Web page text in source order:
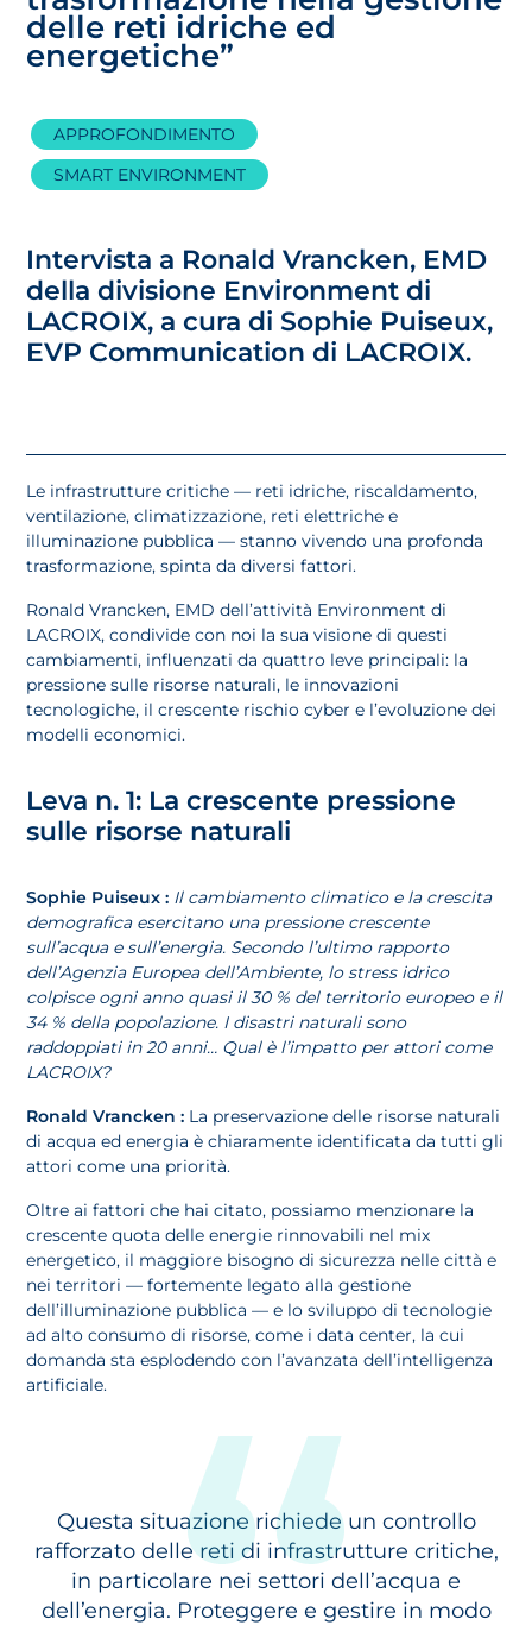
delle reti idriche ed
energetiche”
APPROFONDIMENTO
SMART ENVIRONMENT
Intervista a Ronald Vrancken, EMD
della divisione Environment di
LACROIX, a cura di Sophie Puiseux,
EVP Communication di LACROIX.
Le infrastrutture critiche — reti idriche, riscaldamento,
ventilazione, climatizzazione, reti elettriche e
illuminazione pubblica — stanno vivendo una profonda
trasformazione, spinta da diversi fattori.
Ronald Vrancken, EMD dell’attività Environment di
LACROIX, condivide con noi la sua visione di questi
cambiamenti, influenzati da quattro leve principali: la
pressione sulle risorse naturali, le innovazioni
tecnologiche, il crescente rischio cyber e l’evoluzione dei
modelli economici.
Leva n. 1: La crescente pressione
sulle risorse naturali
Sophie Puiseux : Il cambiamento climatico e la crescita
demografica esercitano una pressione crescente
sull’acqua e sull’energia. Secondo l’ultimo rapporto
dell’Agenzia Europea dell’Ambiente, lo stress idrico
colpisce ogni anno quasi il 30 % del territorio europeo e il
34 % della popolazione. I disastri naturali sono
raddoppiati in 20 anni… Qual è l’impatto per attori come
LACROIX?
Ronald Vrancken : La preservazione delle risorse naturali
di acqua ed energia è chiaramente identificata da tutti gli
attori come una priorità.
Oltre ai fattori che hai citato, possiamo menzionare la
crescente quota delle energie rinnovabili nel mix
energetico, il maggiore bisogno di sicurezza nelle città e
nei territori — fortemente legato alla gestione
dell’illuminazione pubblica — e lo sviluppo di tecnologie
ad alto consumo di risorse, come i data center, la cui
domanda sta esplodendo con l’avanzata dell’intelligenza
artificiale.
Questa situazione richiede un controllo
rafforzato delle reti di infrastrutture critiche,
in particolare nei settori dell’acqua e
dell’energia. Proteggere e gestire in modo